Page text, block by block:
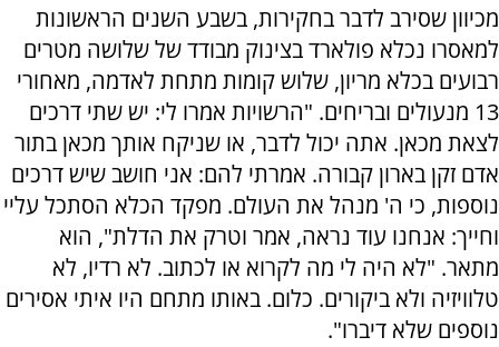
מכיוון שסירב לדבר בחקירות, בשבע השנים הראשונות
למאסרו נכלא פולארד בצינוק מבודד של שלושה מטרים
רבועים בכלא מריון, שלוש קומות מתחת לאדמה, מאחורי
13 מנעולים ובריחים. "הרשויות אמרו לי: יש שתי דרכים
לצאת מכאן. אתה יכול לדבר, או שניקח אותך מכאן בתור
אדם זקן בארון קבורה. אמרתי להם: אני חושב שיש דרכים
נוספות, כי ה' מנהל את העולם. מפקד הכלא הסתכל עליי
וחייך: אנחנו עוד נראה, אמר וטרק את הדלת", הוא
מתאר. "לא היה לי מה לקרוא או לכתוב. לא רדיו, לא
טלוויזיה ולא ביקורים. כלום. באותו מתחם היו איתי אסירים
נוספים שלא דיברו".